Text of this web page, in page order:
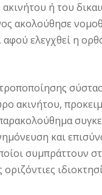
ή του
ακολούθησε
αφού ελεγχθεί η
ακινήτου,
και
συμπράττουν
οριζόντιες